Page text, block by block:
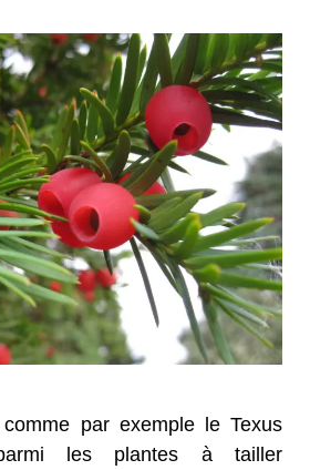
par exemple le Texus
les plantes à tailler